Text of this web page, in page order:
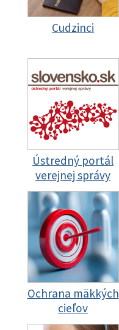
Cudzinci
Ústredný portál
verejnej správy
Ochrana mäkkých
cieľov